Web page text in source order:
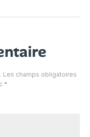
Les champs obligatoires
*